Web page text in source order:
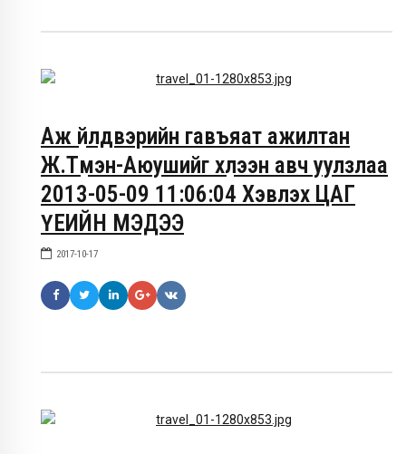
Аж үйлдвэрийн гавъяат ажилтан
Ж.Түмэн-Аюушийг хүлээн авч уулзлаа
2013-05-09 11:06:04 Хэвлэх ЦАГ
ҮЕИЙН МЭДЭЭ
2017-10-17